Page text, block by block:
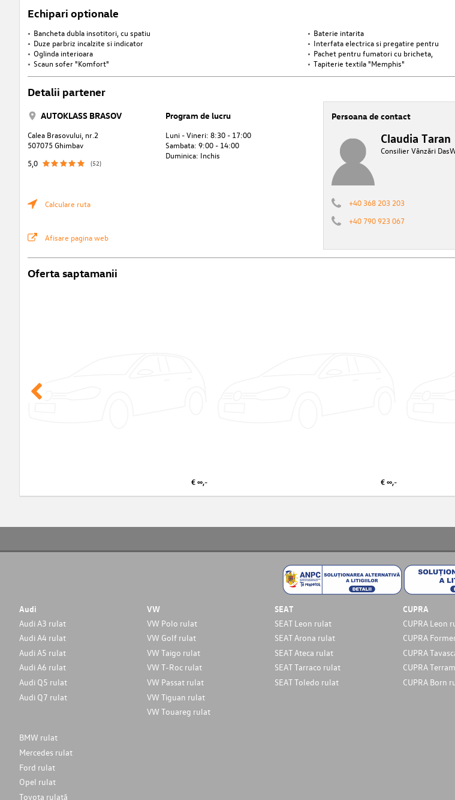
Echipari optionale
Bancheta dubla insotitori, cu spatiu
Baterie intarita
Duze parbriz incalzite si indicator
Interfata electrica si pregatire pentru
Oglinda interioara
Pachet pentru fumatori cu bricheta,
Scaun sofer "Komfort"
Tapiterie textila "Memphis"
Detalii partener
AUTOKLASS BRASOV
Calea Brasovului, nr.2
507075 Ghimbav
5,0
(52)
Calculare ruta
Afisare pagina web
Program de lucru
Luni - Vineri: 8:30 - 17:00
Sambata: 9:00 - 14:00
Duminica: Inchis
Persoana de contact
Claudia Taran
Consilier Vânzări
+40 368 203 203
+40 790 923 067
Oferta saptamanii
€ ∞,- € ∞,-
Audi
Audi A3 rulat
Audi A4 rulat
Audi A5 rulat
Audi A6 rulat
Audi Q5 rulat
Audi Q7 rulat
VW
VW Polo rulat
VW Golf rulat
VW Taigo rulat
VW T-Roc rulat
VW Passat rulat
VW Tiguan rulat
VW Touareg rulat
SEAT
SEAT Leon rulat
SEAT Arona rulat
SEAT Ateca rulat
SEAT Tarraco rulat
SEAT Toledo rulat
CUPRA
CUPRA Leon
CUPRA
CUPRA
CUPRA
CUPRA Born
BMW rulat
Mercedes rulat
Ford rulat
Opel rulat
Toyota rulată